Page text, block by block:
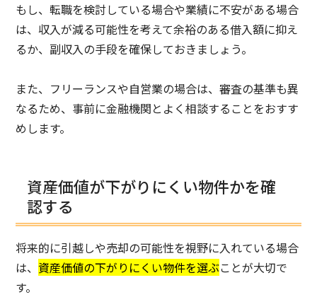
もし、転職を検討している場合や業績に不安がある場合
は、収入が減る可能性を考えて余裕のある借入額に抑え
るか、副収入の手段を確保しておきましょう。
また、フリーランスや自営業の場合は、審査の基準も異
なるため、事前に金融機関とよく相談することをおすす
めします。
資産価値が下がりにくい物件かを確
認する
将来的に引越しや売却の可能性を視野に入れている場合
は、 資産価値の下がりにくい物件を選ぶことが大切で
す。